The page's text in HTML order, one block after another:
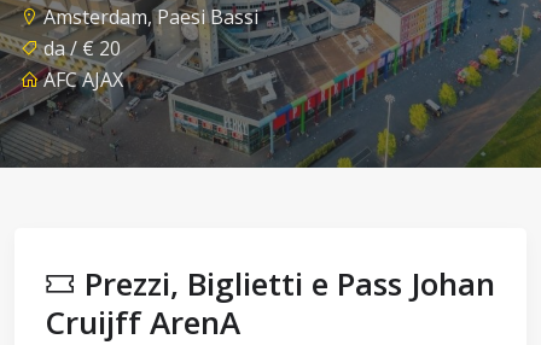
Amsterdam, Paesi Bassi
da / € 20
AFC AJAX
Prezzi, Biglietti e Pass Johan
Cruijff ArenA